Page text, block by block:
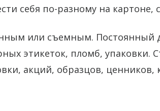
себя по-разному на картоне,
или съемным. Постоянный
этикеток, пломб, упаковки.
акций, образцов, ценников,